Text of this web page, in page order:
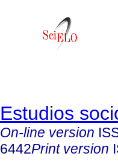
Estudios
On-line version
6442Print version